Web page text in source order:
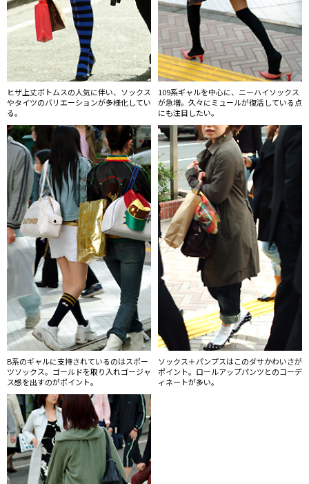
ヒザ上丈ボトムスの人気に伴い、ソックス
やタイツのバリエーションが多様化してい
る。
109系ギャルを中心に、ニーハイソックス
が急増。久々にミュールが復活している点
にも注目したい。
B系のギャルに支持されているのはスポー
ツソックス。ゴールドを取り入れゴージャ
ス感を出すのがポイント。
ソックス＋パンプスはこのダサかわいさが
ポイント。ロールアップパンツとのコーデ
ィネートが多い。